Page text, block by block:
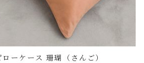
ーケース 珊瑚（さんご）